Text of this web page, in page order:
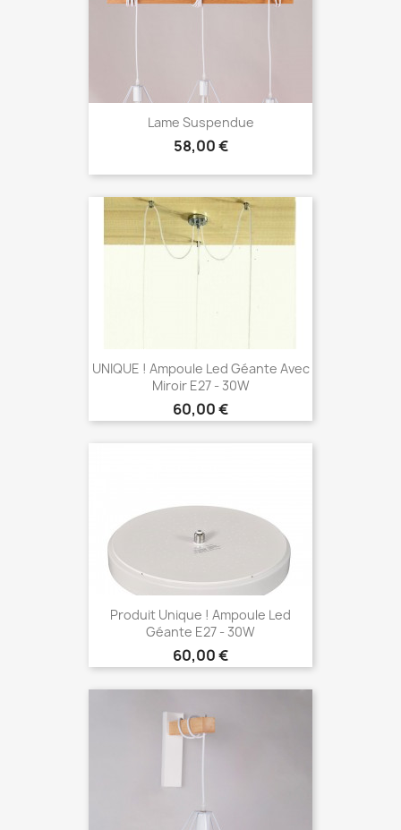
Lame Suspendue
Prix
58,00 €
UNIQUE ! Ampoule Led Géante Avec
Miroir E27 - 30W
Prix
60,00 €
Produit Unique ! Ampoule Led
Géante E27 - 30W
Prix
60,00 €